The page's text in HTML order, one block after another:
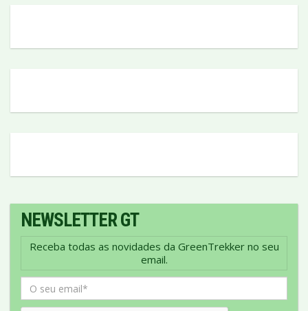
NEWSLETTER GT
Receba todas as novidades da GreenTrekker no seu
email.